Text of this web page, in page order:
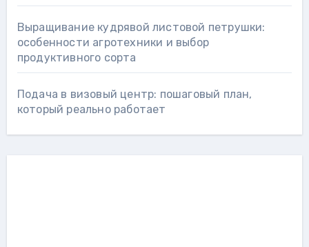
Выращивание кудрявой листовой петрушки:
особенности агротехники и выбор
продуктивного сорта
Подача в визовый центр: пошаговый план,
который реально работает